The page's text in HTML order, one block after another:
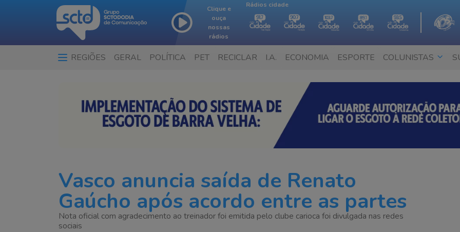
Clique e
ouça
nossas
rádios
Rádios cidade
REGIÕES GERAL POLÍTICA PET RECICLAR I.A. ECONOMIA ESPORTE COLUNISTAS
Vasco anuncia saída de Renato
Gaúcho após acordo entre as partes
Nota oficial com agradecimento ao treinador foi emitida pelo clube carioca foi divulgada nas redes
sociais